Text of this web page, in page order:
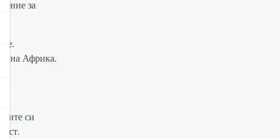
за
на Африка.
си